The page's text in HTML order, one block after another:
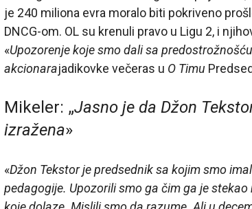
je 240 miliona evra moralo biti pokriveno
DNCG-om. OL su krenuli pravo u Ligu 2, i
«Upozorenje koje smo dali sa
akcionarajadikovke večeras u O Timu
Mikeler: „Jasno je da Džon
izražena»
«Džon Tekstor je predsednik sa kojim smo
pedagogije. Upozorili smo ga čim ga je